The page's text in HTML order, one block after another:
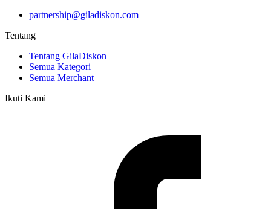
partnership@giladiskon.com
Tentang
Tentang GilaDiskon
Semua Kategori
Semua Merchant
Ikuti Kami